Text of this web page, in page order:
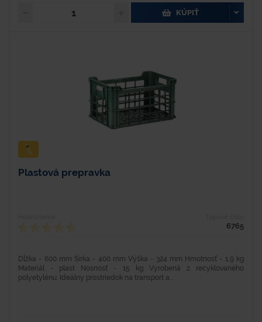
KÚPIŤ
Plastová prepravka
6765
Dĺžka - 600 mm Šírka - 400 mm Výška - 324 mm Hmotnosť - 1,9 kg
Materiál - plast Nosnosť - 15 kg Vyrobená z recyklovaného
polyetylénu. Ideálny prostriedok na transport a...